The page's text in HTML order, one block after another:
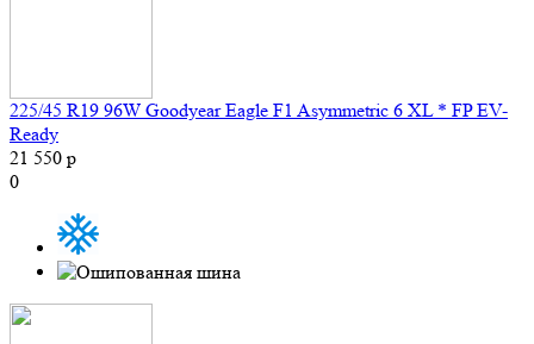
225/45 R19 96W Goodyear Eagle F1 Asymmetric 6 XL * FP EV-
Ready
21 550 р
0